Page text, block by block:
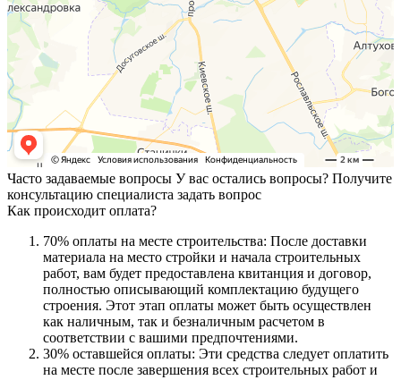
Часто задаваемые вопросы У вас остались вопросы? Получите
консультацию специалиста задать вопрос
Как происходит оплата?
70% оплаты на месте строительства: После доставки
материала на место стройки и начала строительных
работ, вам будет предоставлена квитанция и договор,
полностью описывающий комплектацию будущего
строения. Этот этап оплаты может быть осуществлен
как наличным, так и безналичным расчетом в
соответствии с вашими предпочтениями.
30% оставшейся оплаты: Эти средства следует оплатить
на месте после завершения всех строительных работ и